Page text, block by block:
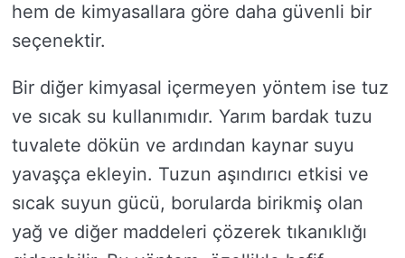
hem de kimyasallara göre daha güvenli bir
seçenektir.
Bir diğer kimyasal içermeyen yöntem ise tuz
ve sıcak su kullanımıdır. Yarım bardak tuzu
tuvalete dökün ve ardından kaynar suyu
yavaşça ekleyin. Tuzun aşındırıcı etkisi ve
sıcak suyun gücü, borularda birikmiş olan
yağ ve diğer maddeleri çözerek tıkanıklığı